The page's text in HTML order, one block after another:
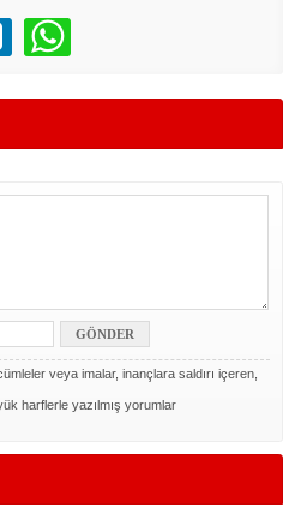
veya imalar, inançlara saldırı içeren,
harflerle yazılmış yorumlar